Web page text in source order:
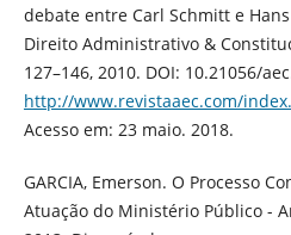
debate entre Carl Schmitt e
Direito Administrativo &
127–146, 2010. DOI: 10.21056/
http://www.revistaaec.com/
Acesso em: 23 maio. 2018.
GARCIA, Emerson. O Processo
Atuação do Ministério Público -